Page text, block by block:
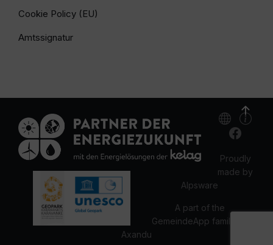
Cookie Policy (EU)
Amtssignatur
Proudly
made by
Alpsware
A part of the
GemeindeApp family by
Axandu